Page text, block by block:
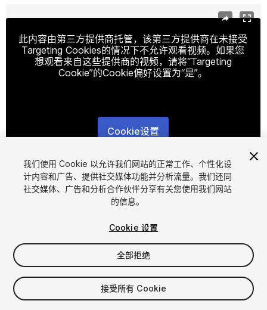
此内容由第三方提供商托管，该第三方提供商在未接受
Targeting Cookies的情况下不允许观看视频。如果您
想观看来自这些提供商的视频，请将“Targeting
Cookie”的Cookie偏好设置为“是”。
Cookie设置
1/9
$5
增值税将在结算时计算
我们使用 Cookie 以允许我们网站的正常工作、个性化设
计内容和广告、提供社交媒体功能并分析流量。我们还同
社交媒体、广告和分析合作伙伴分享有关您使用我们网站
的信息。
Cookie 设置
全部拒绝
接受所有 Cookie